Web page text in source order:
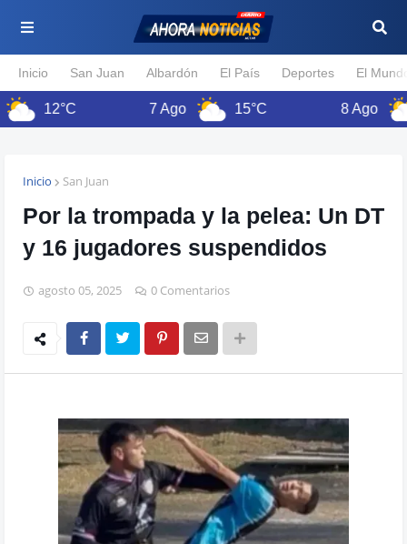
Inicio San Juan Albardón El País Deportes El
12°C 7 Ago 15°C 8 Ago
Inicio San Juan
Por la trompada y la pelea: Un DT
y 16 jugadores suspendidos
agosto 05, 2025 0 Comentarios